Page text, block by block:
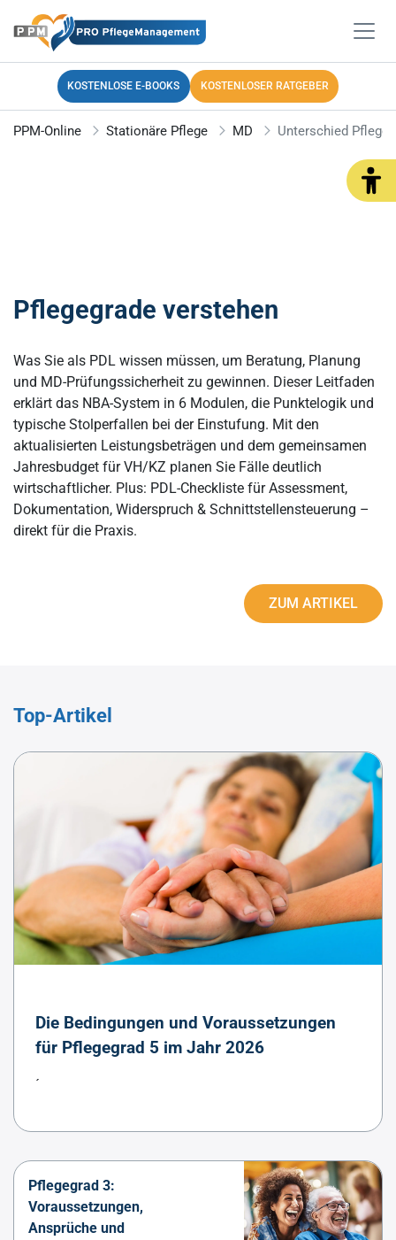
KOSTENLOSE E-BOOKS KOSTENLOSER RATGEBER
PPM-Online Stationäre Pflege MD Unterschied
Pflegegrade verstehen
Was Sie als PDL wissen müssen, um Beratung, Planung
und MD-Prüfungssicherheit zu gewinnen. Dieser Leitfaden
erklärt das NBA-System in 6 Modulen, die Punktelogik und
typische Stolperfallen bei der Einstufung. Mit den
aktualisierten Leistungsbeträgen und dem gemeinsamen
Jahresbudget für VH/KZ planen Sie Fälle deutlich
wirtschaftlicher. Plus: PDL-Checkliste für Assessment,
Dokumentation, Widerspruch & Schnittstellensteuerung –
direkt für die Praxis.
ZUM ARTIKEL
Top-Artikel
Die Bedingungen und Voraussetzungen
für Pflegegrad 5 im Jahr 2026
´
Pflegegrad 3:
Voraussetzungen,
Ansprüche und